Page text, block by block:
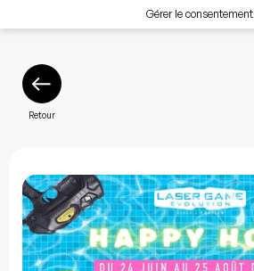
Gérer le consentement
Retour